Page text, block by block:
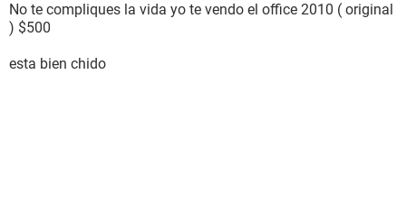
No te compliques la vida yo te vendo el office 2010 ( original
) $500
esta bien chido